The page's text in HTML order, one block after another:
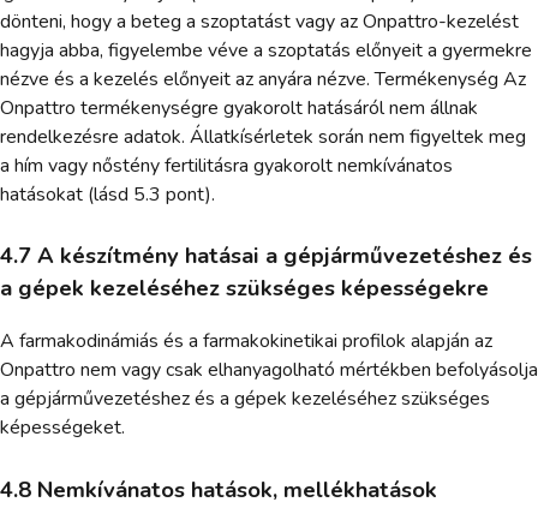
dönteni, hogy a beteg a szoptatást vagy az Onpattro-kezelést
hagyja abba, figyelembe véve a szoptatás előnyeit a gyermekre
nézve és a kezelés előnyeit az anyára nézve. Termékenység Az
Onpattro termékenységre gyakorolt hatásáról nem állnak
rendelkezésre adatok. Állatkísérletek során nem figyeltek meg
a hím vagy nőstény fertilitásra gyakorolt nemkívánatos
hatásokat (lásd 5.3 pont).
4.7 A készítmény hatásai a gépjárművezetéshez és
a gépek kezeléséhez szükséges képességekre
A farmakodinámiás és a farmakokinetikai profilok alapján az
Onpattro nem vagy csak elhanyagolható mértékben befolyásolja
a gépjárművezetéshez és a gépek kezeléséhez szükséges
képességeket.
4.8 Nemkívánatos hatások, mellékhatások